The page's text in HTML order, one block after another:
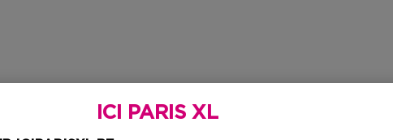
ICI PARIS XL